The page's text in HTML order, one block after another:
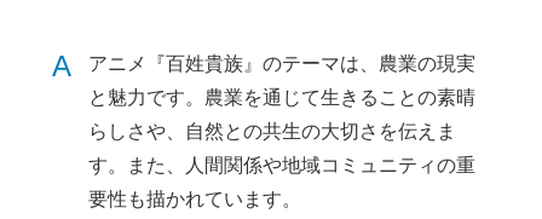
A
アニメ『百姓貴族』のテーマは、農業の現実
と魅力です。農業を通じて生きることの素晴
らしさや、自然との共生の大切さを伝えま
す。また、人間関係や地域コミュニティの重
要性も描かれています。